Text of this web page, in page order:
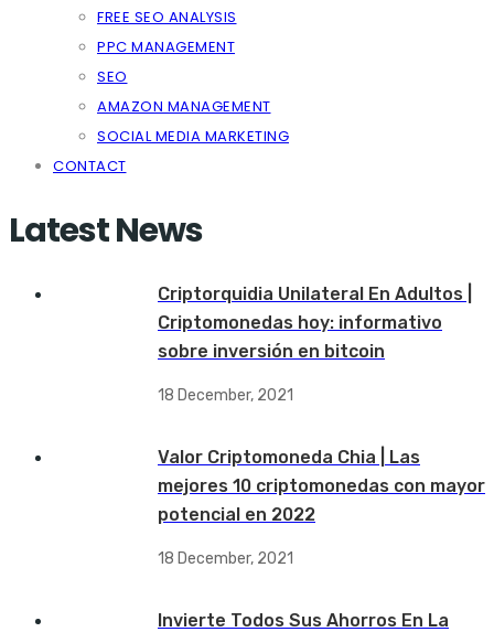
FREE SEO ANALYSIS
PPC MANAGEMENT
SEO
AMAZON MANAGEMENT
SOCIAL MEDIA MARKETING
CONTACT
Latest News
Criptorquidia Unilateral En Adultos |
Criptomonedas hoy: informativo
sobre inversión en bitcoin
18 December, 2021
Valor Criptomoneda Chia | Las
mejores 10 criptomonedas con mayor
potencial en 2022
18 December, 2021
Invierte Todos Sus Ahorros En La